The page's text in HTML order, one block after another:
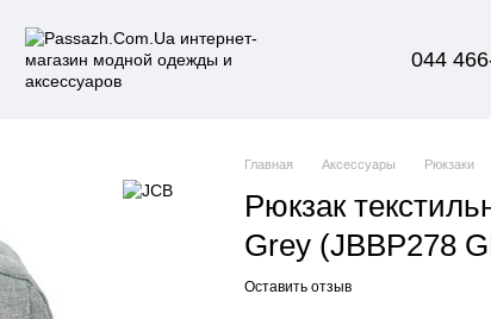
044
Главная Аксессуары Рюкзаки
Рюкзак
Grey (JBBP278
Оставить отзыв